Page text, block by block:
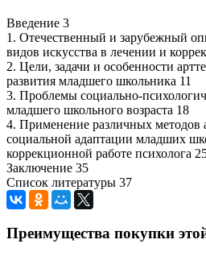
Введение 3
1. Отечественный и зарубежный
видов искусства в лечении и
2. Цели, задачи и особенности
развития младшего школьника 11
3. Проблемы социально-
младшего школьного возраста 18
4. Применение различных методов
социальной адаптации младших
коррекционной работе психолога
Заключение 35
Список литературы 37
Преимущества покупки